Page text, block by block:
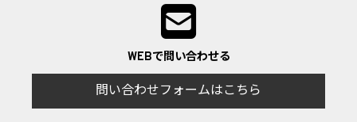
WEBで問い合わせる
問い合わせフォームはこちら